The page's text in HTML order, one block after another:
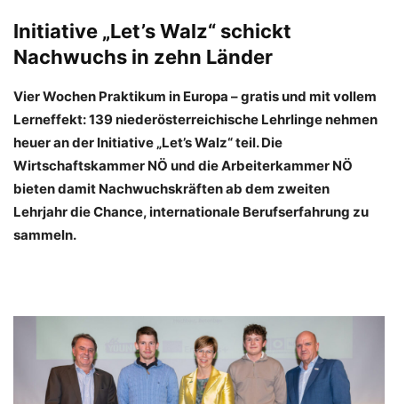
Initiative „Let’s Walz“ schickt
Nachwuchs in zehn Länder
Vier Wochen Praktikum in Europa – gratis und mit vollem
Lerneffekt: 139 niederösterreichische Lehrlinge nehmen
heuer an der Initiative „Let’s Walz“ teil. Die
Wirtschaftskammer NÖ und die Arbeiterkammer NÖ
bieten damit Nachwuchskräften ab dem zweiten
Lehrjahr die Chance, internationale Berufserfahrung zu
sammeln.